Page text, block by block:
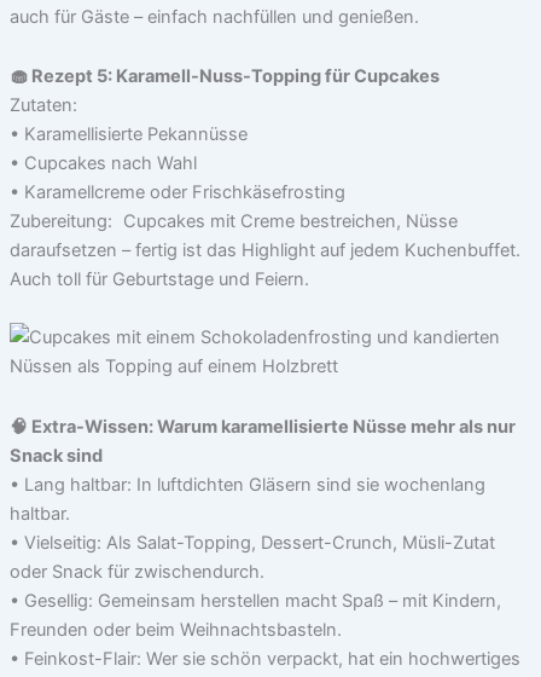
auch für Gäste – einfach nachfüllen und genießen.
🧁 Rezept 5: Karamell-Nuss-Topping für Cupcakes
Zutaten:
• Karamellisierte Pekannüsse
• Cupcakes nach Wahl
• Karamellcreme oder Frischkäsefrosting
Zubereitung: Cupcakes mit Creme bestreichen, Nüsse
daraufsetzen – fertig ist das Highlight auf jedem Kuchenbuffet.
Auch toll für Geburtstage und Feiern.
🧠 Extra-Wissen: Warum karamellisierte Nüsse mehr als nur
Snack sind
• Lang haltbar: In luftdichten Gläsern sind sie wochenlang
haltbar.
• Vielseitig: Als Salat-Topping, Dessert-Crunch, Müsli-Zutat
oder Snack für zwischendurch.
• Gesellig: Gemeinsam herstellen macht Spaß – mit Kindern,
Freunden oder beim Weihnachtsbasteln.
• Feinkost-Flair: Wer sie schön verpackt, hat ein hochwertiges